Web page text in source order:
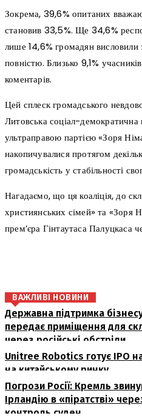
Зокрема, 39,6% опитаних
становив 33,5%. Ще 34,6%
лише 14,6% громадян висловили
повністю. Близько 9,1%
коментарів.
Цей сплеск громадського
Литовська соціал-демократична
ультраправою партією «Зоря
накопичувалися протягом
громадськість у стабільності
Нагадаємо, що ця коаліція, до
християнських сімей» та «Зоря
прем’єра Гінтаутаса Палуцкаса
ВАЖЛИВІ НОВИНИ
Державна підтримка
передає приміщення для
через російські обстріли
Unitree Robotics готує IPO
на китайському ринку
Погрози Росії: Кремль
Ірландію в «піратстві»
контроль суден